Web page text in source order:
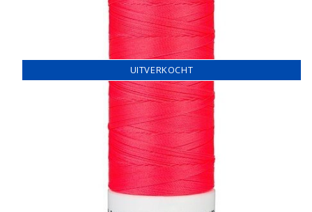
UITVERKOCHT